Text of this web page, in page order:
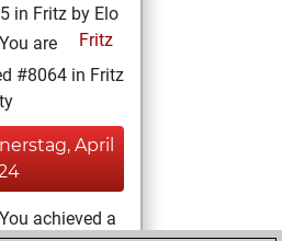
in Fritz by Elo
Fritz
You are
#8064 in Fritz
April
You achieved a